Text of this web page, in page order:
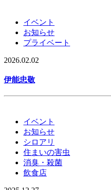
イベント
お知らせ
プライベート
2026.02.02
伊能忠敬
イベント
お知らせ
シロアリ
住まいの害虫
消臭・殺菌
飲食店